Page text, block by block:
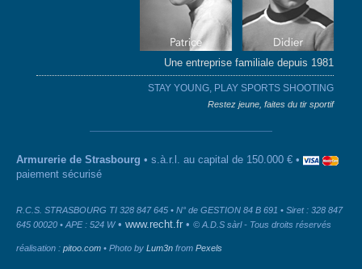
Une entreprise familiale depuis 1981
STAY YOUNG, PLAY SPORTS SHOOTING
Restez jeune, faites du tir sportif
Armurerie de Strasbourg • s.à.r.l. au capital de 150.000 € •
paiement sécurisé
R.C.S. STRASBOURG TI 328 847 645 • N° de GESTION 84 B 691 • Siret : 328 847
645 00020 • APE : 524 W• www.recht.fr • © A.D.S sàrl - Tous droits réservés
réalisation : pitoo.com • Photo by Lum3n from Pexels